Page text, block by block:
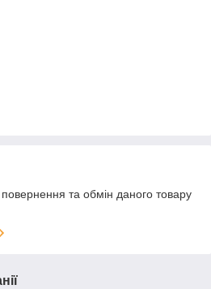
та обмін даного товару